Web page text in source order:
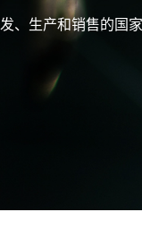
、生产和销售的国